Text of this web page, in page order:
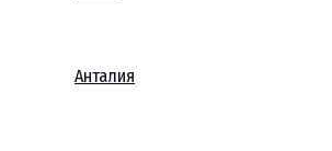
Анталия